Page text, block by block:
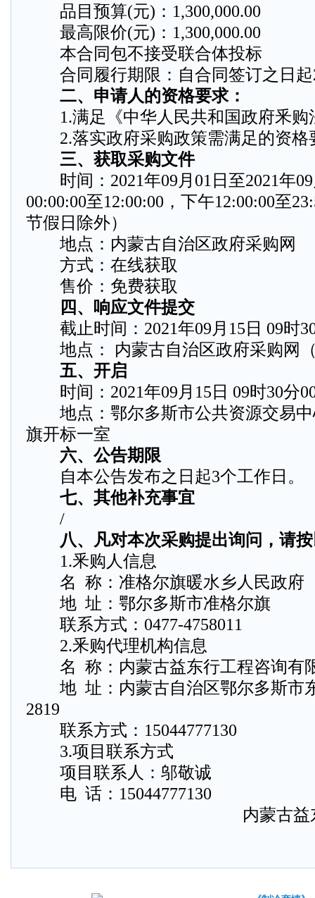
品目预算(元)：1,300,000.00
最高限价(元)：1,300,000.00
本合同包不接受联合体投标
合同履行期限：自合同签订之日起
二、申请人的资格要求：
1.满足《中华人民共和国政府釆购
2.落实政府采购政策需满足的资格
三、获取采购文件
时间：2021年09月01日至2021年09
00:00:00至12:00:00，下午12:00:00至
节假日除外）
地点：内蒙古自治区政府采购网
方式：在线获取
售价：免费获取
四、响应文件提交
截止时间：2021年09月15日 09时
地点： 内蒙古自治区政府采购网
五、开启
时间：2021年09月15日 09时30分
地点：鄂尔多斯市公共资源交易中
旗开标一室
六、公告期限
自本公告发布之日起3个工作日。
七、其他补充事宜
/
八、凡对本次采购提出询问，请
1.釆购人信息
名 称：准格尔旗暖水乡人民政府
地 址：鄂尔多斯市准格尔旗
联系方式：0477-4758011
2.釆购代理机构信息
名 称：内蒙古益东行工程咨询有
地 址：内蒙古自治区鄂尔多斯市
2819
联系方式：15044777130
3.项目联系方式
项目联系人：邬敬诚
电 话：15044777130
内蒙古益